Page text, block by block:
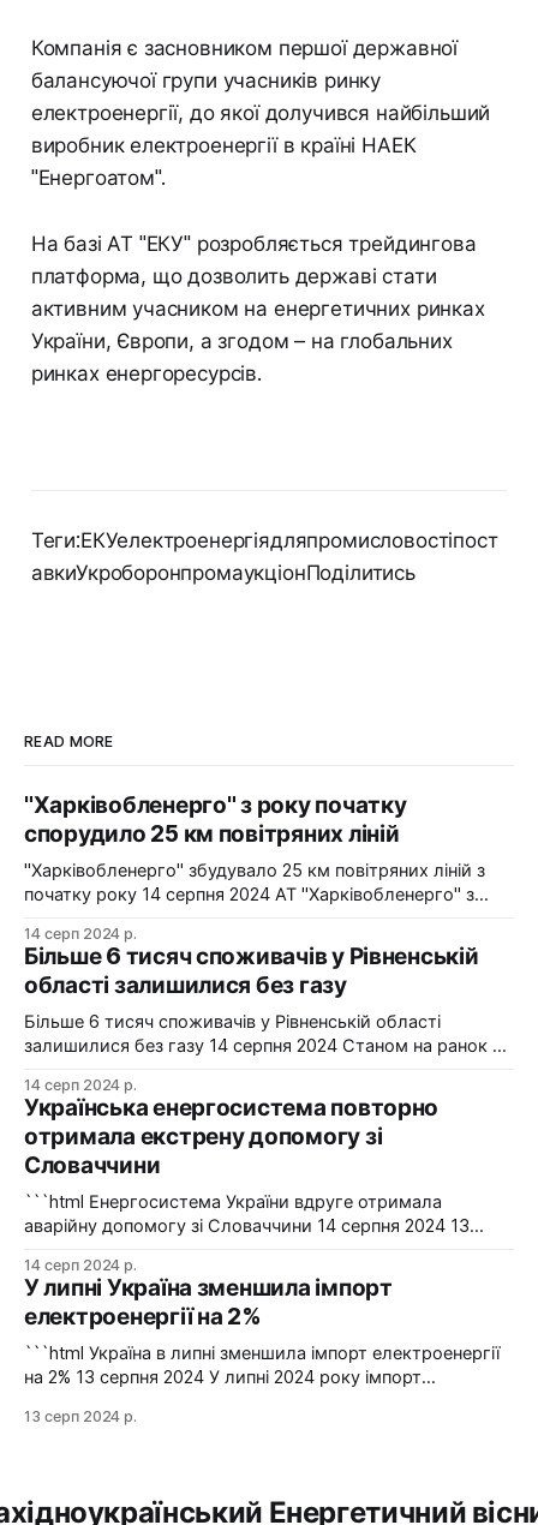
Компанія є засновником першої державної
балансуючої групи учасників ринку
електроенергії, до якої долучився найбільший
виробник електроенергії в країні НАЕК
"Енергоатом".
На базі АТ "ЕКУ" розробляється трейдингова
платформа, що дозволить державі стати
активним учасником на енергетичних ринках
України, Європи, а згодом – на глобальних
ринках енергоресурсів.
Теги:ЕКУелектроенергіядляпромисловостіпост
авкиУкроборонпромаукціонПоділитись
READ MORE
"Харківобленерго" з року початку
спорудило 25 км повітряних ліній
"Харківобленерго" збудувало 25 км повітряних ліній з
початку року 14 серпня 2024 АТ "Харківобленерго" з
ліній, оновило 1134 опори та встановило 5 нових
електропідстанцій у рамках інвестиційної програми на
2024-2025 роки. Фото: "Харківобленерго" "АТ
"Харківобленерго&
14 серп 2024 р.
Більше 6 тисяч споживачів у Рівненській
області залишилися без газу
Більше 6 тисяч споживачів у Рівненській області
залишилися без газу 14 серпня 2024 Станом на ранок 14
області залишилися без газопостачання через
технологічні проблеми. Фото: Рівнегаз Також, в
Сумській області в одному з населених пунктів в
результаті удару керованою авіабомбою пошкоджено
сталевий
14 серп 2024 р.
Українська енергосистема повторно
отримала екстрену допомогу зі
Словаччини
```html Енергосистема України вдруге отримала
аварійну допомогу зі Словаччини 14 серпня 2024 13
аварійну допомогу зі Словаччини. Фото: Shutterstock "У
вчорашній день, 13 серпня, НЕК "Укренерго" запитала
аварійну допомогу з енергосистеми Словаччини", –
йдеться в повідомленні пресслужби оператора системи
передачі. Експорт
14 серп 2024 р.
У липні Україна зменшила імпорт
електроенергії на 2%
```html Україна в липні зменшила імпорт електроенергії
на 2% 13 серпня 2024 У липні 2024 року імпорт
червнем. Експорт залишався на нульовому рівні. Графіка:
13 серп 2024 р.
Енергетичний